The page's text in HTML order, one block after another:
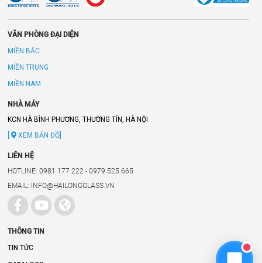
VĂN PHÒNG ĐẠI DIỆN
MIỀN BẮC
MIỀN TRUNG
MIỀN NAM
NHÀ MÁY
KCN HÀ BÌNH PHƯƠNG, THƯỜNG TÍN, HÀ NỘI
[
XEM BẢN ĐỒ]
LIÊN HỆ
HOTLINE: 0981 177 222 - 0979 525 665
EMAIL: INFO@HAILONGGLASS.VN
THÔNG TIN
TIN TỨC